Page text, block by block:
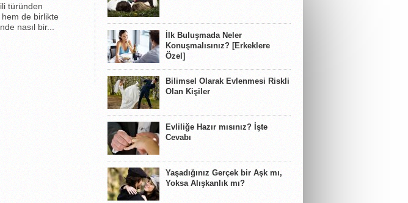
türünden
de birlikte
nasıl bir...
İlk Buluşmada Neler
Konuşmalısınız? [Erkeklere
Özel]
Bilimsel Olarak Evlenmesi Riskli
Olan Kişiler
Evliliğe Hazır mısınız? İşte
Cevabı
Yaşadığınız Gerçek bir Aşk mı,
Yoksa Alışkanlık mı?